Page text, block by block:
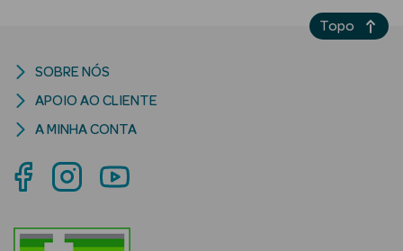
Rosto e
Ver Tudo
Rosto
SOBRE NÓS
APOIO AO CLIENTE
A MINHA CONTA
Topo